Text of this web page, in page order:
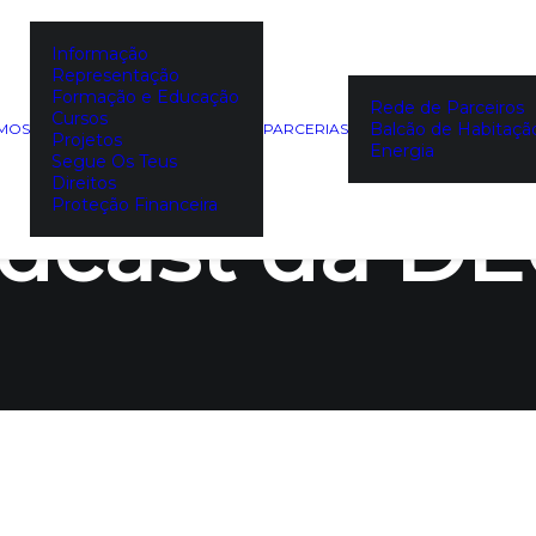
Informação
Representação
Formação e Educação
Cursos
Projetos
Segue Os Teus
Direitos
Proteção Financeira
PARCERIAS
Rede de Parceiros
Balcão de
Energia
-
da